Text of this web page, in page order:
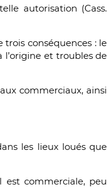
autorisation (Cass.
conséquences : le
et troubles de
commerciaux, ainsi
les lieux loués que
commerciale, peu